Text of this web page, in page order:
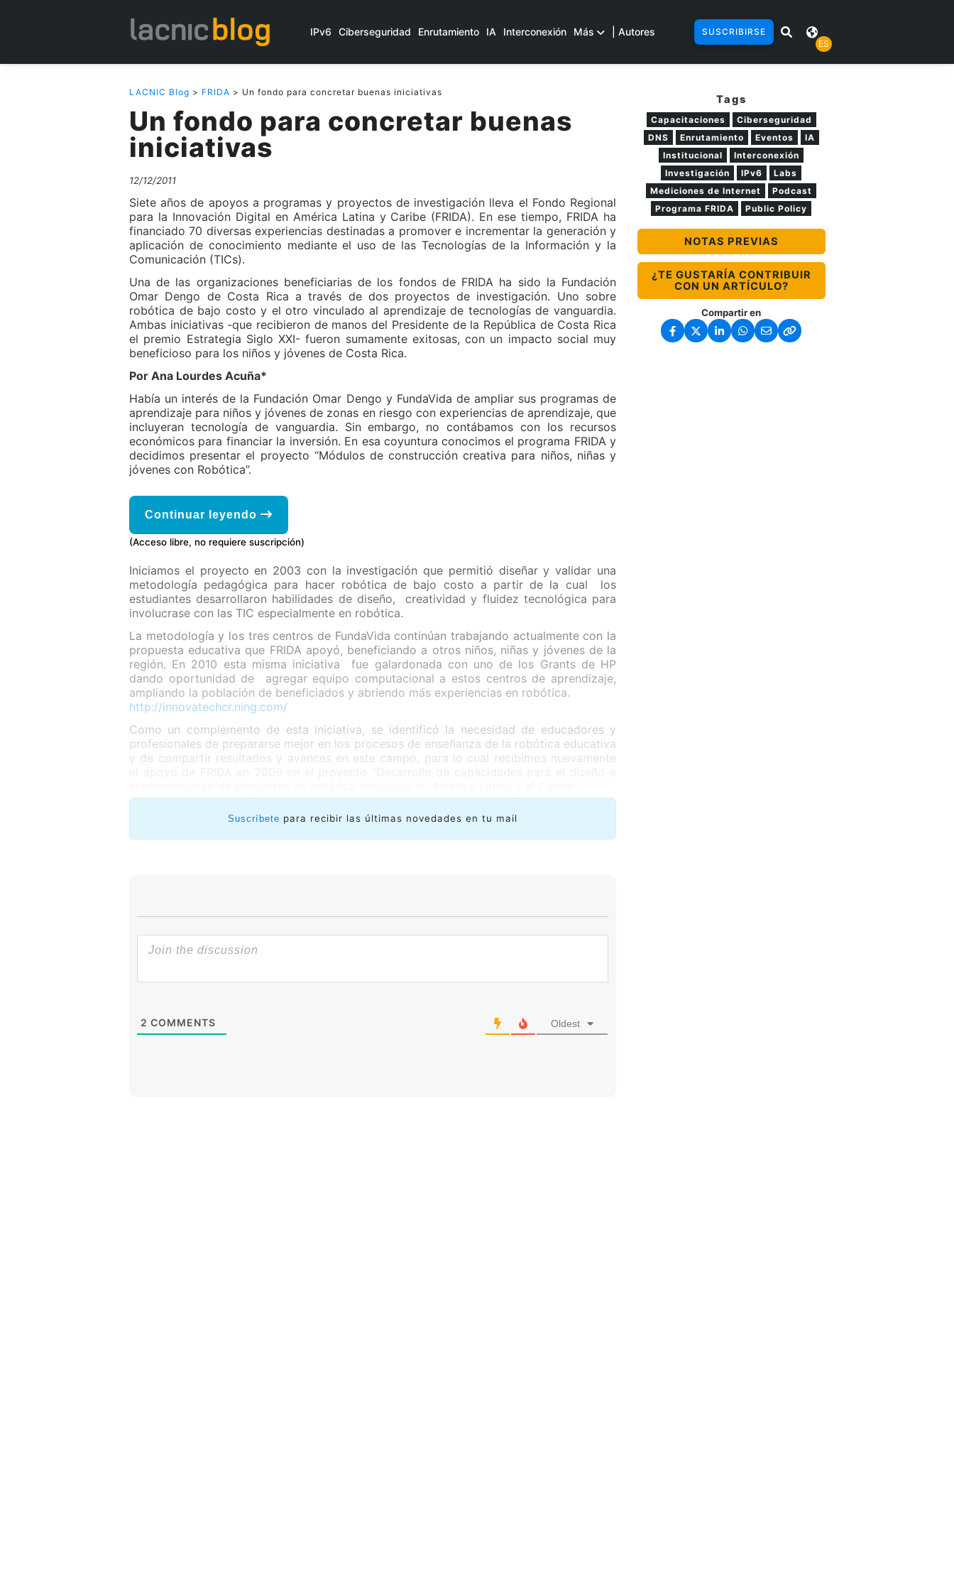
IPv6 Ciberseguridad Enrutamiento IA Interconexión Más | Autores
SUSCRIBIRSE
ES
LACNIC Blog > FRIDA > Un fondo para concretar buenas iniciativas
Un fondo para concretar buenas
iniciativas
12/12/2011
Siete años de apoyos a programas y proyectos de investigación lleva el Fondo Regional
para la Innovación Digital en América Latina y Caribe (FRIDA). En ese tiempo, FRIDA ha
financiado 70 diversas experiencias destinadas a promover e incrementar la generación y
aplicación de conocimiento mediante el uso de las Tecnologías de la Información y la
Comunicación (TICs).
Una de las organizaciones beneficiarias de los fondos de FRIDA ha sido la Fundación
Omar Dengo de Costa Rica a través de dos proyectos de investigación. Uno sobre
robótica de bajo costo y el otro vinculado al aprendizaje de tecnologías de vanguardia.
Ambas iniciativas -que recibieron de manos del Presidente de la República de Costa Rica
el premio Estrategia Siglo XXI- fueron sumamente exitosas, con un impacto social muy
beneficioso para los niños y jóvenes de Costa Rica.
Por Ana Lourdes Acuña*
Había un interés de la Fundación Omar Dengo y FundaVida de ampliar sus programas de
aprendizaje para niños y jóvenes de zonas en riesgo con experiencias de aprendizaje, que
incluyeran tecnología de vanguardia. Sin embargo, no contábamos con los recursos
económicos para financiar la inversión. En esa coyuntura conocimos el programa FRIDA y
decidimos presentar el proyecto “Módulos de construcción creativa para niños, niñas y
jóvenes con Robótica”.
Continuar leyendo
(Acceso libre, no requiere suscripción)
Iniciamos el proyecto en 2003 con la investigación que permitió diseñar y validar una
metodología pedagógica para hacer robótica de bajo costo a partir de la cual los
estudiantes desarrollaron habilidades de diseño, creatividad y fluidez tecnológica para
involucrase con las TIC especialmente en robótica.
La metodología y los tres centros de FundaVida continúan trabajando actualmente con la
propuesta educativa que FRIDA apoyó, beneficiando a otros niños, niñas y jóvenes de la
región. En 2010 esta misma iniciativa fue galardonada con uno de los Grants de HP
dando oportunidad de agregar equipo computacional a estos centros de aprendizaje,
ampliando la población de beneficiados y abriendo más experiencias en robótica.
http://innovatechcr.ning.com/
Como un complemento de esta iniciativa, se identificó la necesidad de educadores y
profesionales de prepararse mejor en los procesos de enseñanza de la robótica educativa
y de compartir resultados y avances en este campo, para lo cual recibimos nuevamente
Suscríbete para recibir las últimas novedades en tu mail
2 COMMENTS Oldest
Tags
Capacitaciones
Ciberseguridad
DNS
Enrutamiento Eventos
IA
Institucional
Interconexión
Investigación
IPv6
Labs
Mediciones de Internet
Podcast
Programa FRIDA
Public Policy
NOTAS PREVIAS
¿TE GUSTARÍA CONTRIBUIR
CON UN ARTÍCULO?
Compartir en